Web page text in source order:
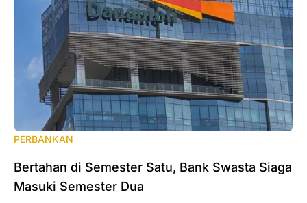
PERBANKAN
Bertahan di Semester Satu, Bank Swasta Siaga
Masuki Semester Dua